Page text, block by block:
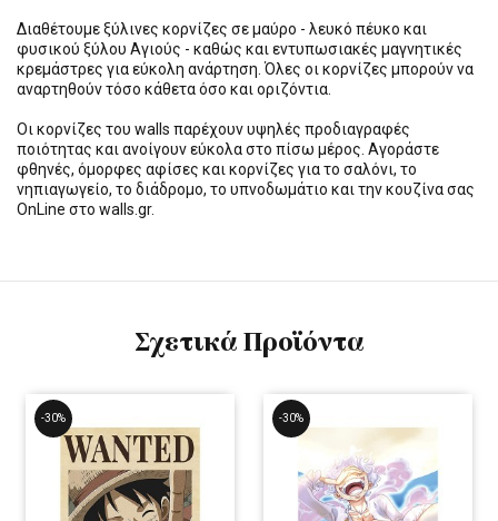
Διαθέτουμε ξύλινες κορνίζες σε μαύρο - λευκό πέυκο και
φυσικού ξύλου Αγιούς - καθώς και εντυπωσιακές μαγνητικές
κρεμάστρες για εύκολη ανάρτηση. Όλες οι κορνίζες μπορούν να
αναρτηθούν τόσο κάθετα όσο και οριζόντια.
Οι κορνίζες του walls παρέχουν υψηλές προδιαγραφές
ποιότητας και ανοίγουν εύκολα στο πίσω μέρος. Αγοράστε
φθηνές, όμορφες αφίσες και κορνίζες για το σαλόνι, το
νηπιαγωγείο, το διάδρομο, το υπνοδωμάτιο και την κουζίνα σας
OnLine στο walls.gr.
Σχετικά Προϊόντα
-30% -30%